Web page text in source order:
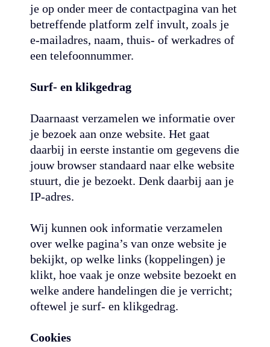
je op onder meer de contactpagina van het
betreffende platform zelf invult, zoals je
e-mailadres, naam, thuis- of werkadres of
een telefoonnummer.
Surf- en klikgedrag
Daarnaast verzamelen we informatie over
je bezoek aan onze website. Het gaat
daarbij in eerste instantie om gegevens die
jouw browser standaard naar elke website
stuurt, die je bezoekt. Denk daarbij aan je
IP-adres.
Wij kunnen ook informatie verzamelen
over welke pagina’s van onze website je
bekijkt, op welke links (koppelingen) je
klikt, hoe vaak je onze website bezoekt en
welke andere handelingen die je verricht;
oftewel je surf- en klikgedrag.
Cookies